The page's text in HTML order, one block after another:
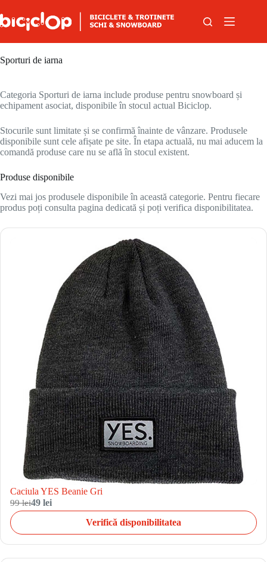
Sporturi de iarna
Categoria Sporturi de iarna include produse pentru snowboard și
echipament asociat, disponibile în stocul actual Biciclop.
Stocurile sunt limitate și se confirmă înainte de vânzare. Produsele
disponibile sunt cele afișate pe site. În etapa actuală, nu mai aducem la
comandă produse care nu se află în stocul existent.
Produse disponibile
Vezi mai jos produsele disponibile în această categorie. Pentru fiecare
produs poți consulta pagina dedicată și poți verifica disponibilitatea.
Caciula YES Beanie Gri
99 lei49 lei
Verifică disponibilitatea